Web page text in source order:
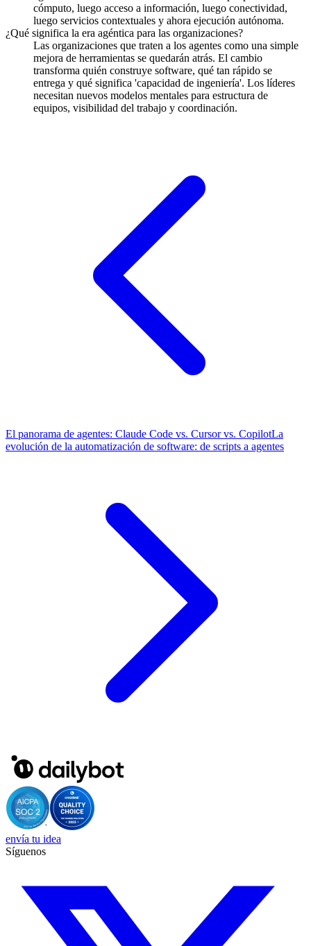
cómputo, luego acceso a información, luego conectividad,
luego servicios contextuales y ahora ejecución autónoma.
¿Qué significa la era agéntica para las organizaciones?
Las organizaciones que traten a los agentes como una simple
mejora de herramientas se quedarán atrás. El cambio
transforma quién construye software, qué tan rápido se
entrega y qué significa 'capacidad de ingeniería'. Los líderes
necesitan nuevos modelos mentales para estructura de
equipos, visibilidad del trabajo y coordinación.
El panorama de agentes: Claude Code vs. Cursor vs. CopilotLa
evolución de la automatización de software: de scripts a agentes
envía tu idea
Síguenos